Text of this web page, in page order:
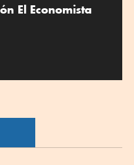
El Economista